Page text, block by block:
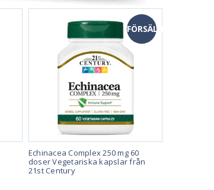
FÖRSÄLJNING
Echinacea Complex 250 mg 60
doser Vegetariska kapslar från
21st Century